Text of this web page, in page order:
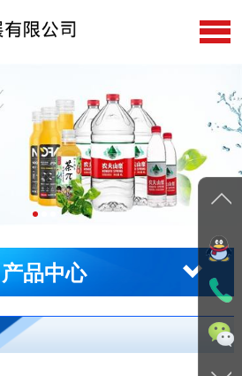
关于我们
产品中心
在线留言
客户服务
产品中心